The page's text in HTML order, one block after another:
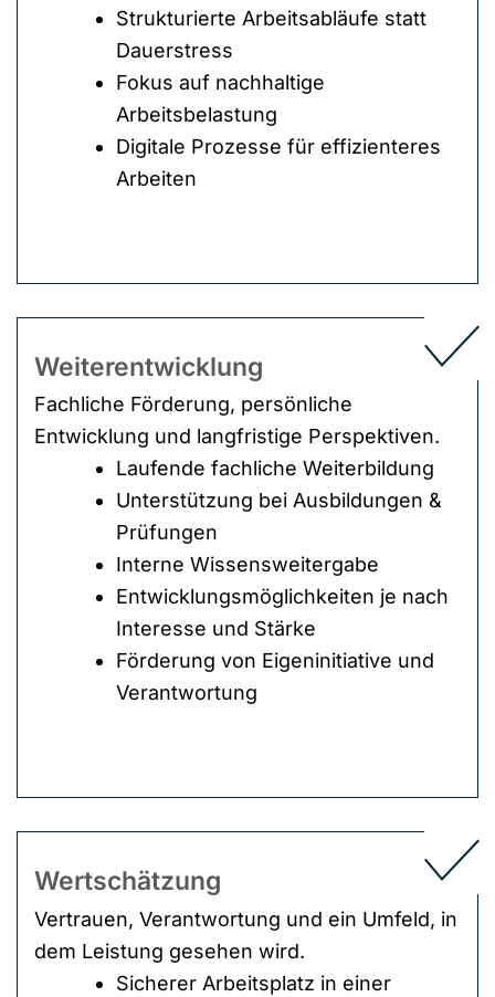
Strukturierte Arbeitsabläufe statt
Dauerstress
Fokus auf nachhaltige
Arbeitsbelastung
Digitale Prozesse für effizienteres
Arbeiten
Weiterentwicklung
Fachliche Förderung, persönliche
Entwicklung und langfristige Perspektiven.
Laufende fachliche Weiterbildung
Unterstützung bei Ausbildungen &
Prüfungen
Interne Wissensweitergabe
Entwicklungsmöglichkeiten je nach
Interesse und Stärke
Förderung von Eigeninitiative und
Verantwortung
Wertschätzung
Vertrauen, Verantwortung und ein Umfeld, in
dem Leistung gesehen wird.
Sicherer Arbeitsplatz in einer